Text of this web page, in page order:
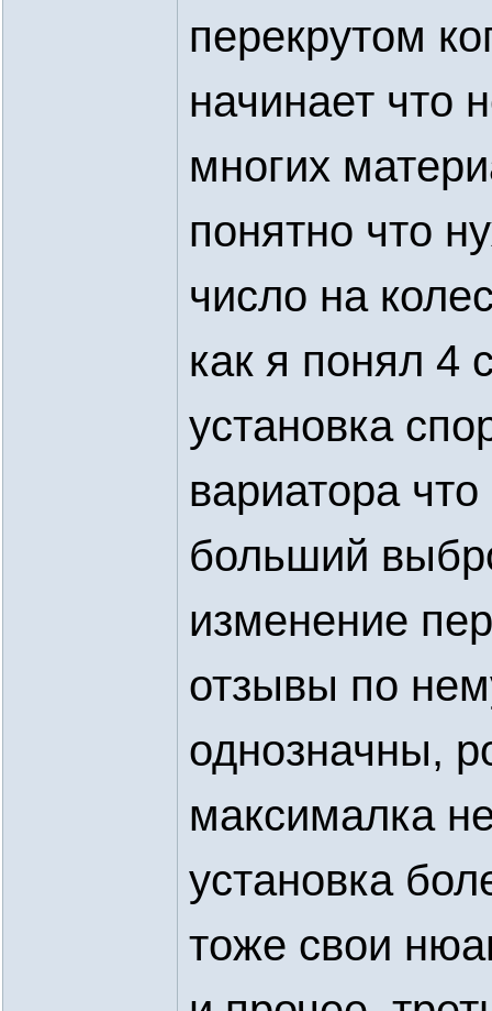
перекрутом
начинает что
многих
понятно что
число на
как я понял 4
установка
вариатора
больший
изменение
отзывы по
однозначны,
максималка
установка
тоже свои